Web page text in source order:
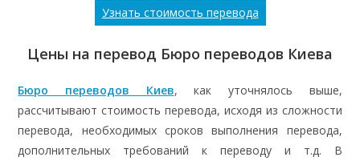
Узнать стоимость перевода
Цены на перевод Бюро переводов Киева
Бюро переводов Киев, как уточнялось выше,
рассчитывают стоимость перевода, исходя из сложности
перевода, необходимых сроков выполнения перевода,
дополнительных требований к переводу и т.д. В